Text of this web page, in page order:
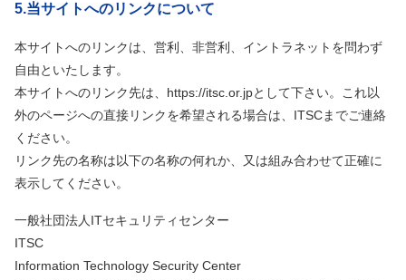
5.当サイトへのリンクについて
本サイトへのリンクは、営利、非営利、イントラネットを問わず
自由といたします。
本サイトへのリンク先は、https://itsc.or.jpとして下さい。これ以
外のページへの直接リンクを希望される場合は、ITSCまでご連絡
ください。
リンク先の名称は以下の名称の何れか、又は組み合わせて正確に
表示してください。
一般社団法人ITセキュリティセンター
ITSC
Information Technology Security Center